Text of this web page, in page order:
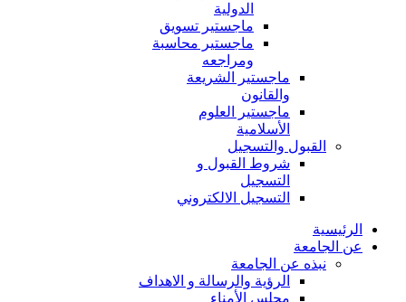
الدولية
ماجستير تسويق
ماجستير محاسبة
ومراجعه
ماجستير الشريعة
والقانون
ماجستير العلوم
الأسلامية
القبول والتسجيل
شروط القبول و
التسجيل
التسجيل الالكتروني
الرئيسية
عن الجامعة
نبذه عن الجامعة
الرؤية والرسالة و الاهداف
مجلس الأمناء